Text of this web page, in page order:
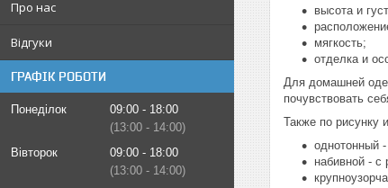
Про нас
Відгуки
ГРАФІК РОБОТИ
Понеділок 09:00
18:00
13:00
14:00
Вівторок
09:00
18:00
13:00
14:00
высота и
мягкость;
отделка и
Для домашней
почувствовать
Также по рисунку
однотонный
набивной - с